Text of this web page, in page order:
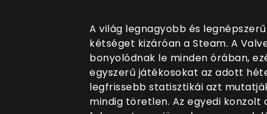
A világ legnagyobb és
kétséget kizáróan a Steam. A
bonyolódnak le minden órában,
egyszerű játékosokat az adott
legfrissebb statisztikái azt
mindig töretlen. Az egyedi